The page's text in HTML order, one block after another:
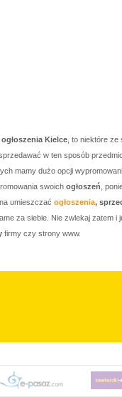
ogłoszenia Kielce , to niektóre
w ten sposób
mamy dużo opcji
swoich ogłoszeń ,
umieszczać ogłoszenia,
za siebie. Nie zwlekaj zatem i
firmy czy strony www.